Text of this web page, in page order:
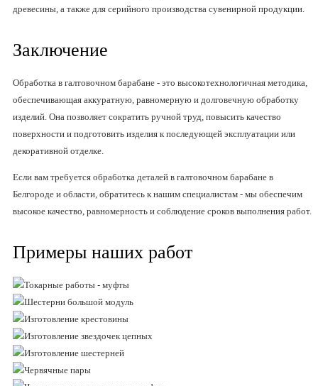
древесины, а также для серийного производства сувенирной продукции.
Заключение
Обработка в галтовочном барабане - это высокотехнологичная методика,
обеспечивающая аккуратную, равномерную и долговечную обработку
изделий. Она позволяет сократить ручной труд, повысить качество
поверхности и подготовить изделия к последующей эксплуатации или
декоративной отделке.
Если вам требуется обработка деталей в галтовочном барабане в
Белгороде и области, обратитесь к нашим специалистам - мы обеспечим
высокое качество, равномерность и соблюдение сроков выполнения работ.
Примеры наших работ